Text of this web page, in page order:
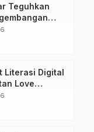
Teguhkan
melalui
Literasi Digital
Love